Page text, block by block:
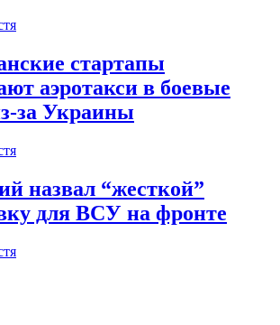
стартапы
аэротакси в боевые
за Украины
назвал “жесткой”
для ВСУ на фронте